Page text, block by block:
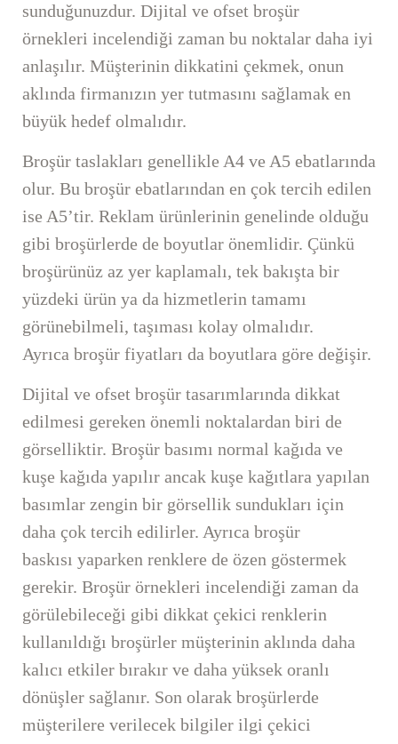
sunduğunuzdur. Dijital ve ofset broşür
örnekleri incelendiği zaman bu noktalar daha iyi
anlaşılır. Müşterinin dikkatini çekmek, onun
aklında firmanızın yer tutmasını sağlamak en
büyük hedef olmalıdır.
Broşür taslakları genellikle A4 ve A5 ebatlarında
olur. Bu broşür ebatlarından en çok tercih edilen
ise A5’tir. Reklam ürünlerinin genelinde olduğu
gibi broşürlerde de boyutlar önemlidir. Çünkü
broşürünüz az yer kaplamalı, tek bakışta bir
yüzdeki ürün ya da hizmetlerin tamamı
görünebilmeli, taşıması kolay olmalıdır.
Ayrıca broşür fiyatları da boyutlara göre değişir.
Dijital ve ofset broşür tasarımlarında dikkat
edilmesi gereken önemli noktalardan biri de
görselliktir. Broşür basımı normal kağıda ve
kuşe kağıda yapılır ancak kuşe kağıtlara yapılan
basımlar zengin bir görsellik sundukları için
daha çok tercih edilirler. Ayrıca broşür
baskısı yaparken renklere de özen göstermek
gerekir. Broşür örnekleri incelendiği zaman da
görülebileceği gibi dikkat çekici renklerin
kullanıldığı broşürler müşterinin aklında daha
kalıcı etkiler bırakır ve daha yüksek oranlı
dönüşler sağlanır. Son olarak broşürlerde
müşterilere verilecek bilgiler ilgi çekici